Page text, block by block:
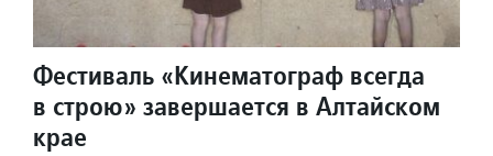
Фестиваль «Кинематограф всегда
в строю» завершается в Алтайском
крае